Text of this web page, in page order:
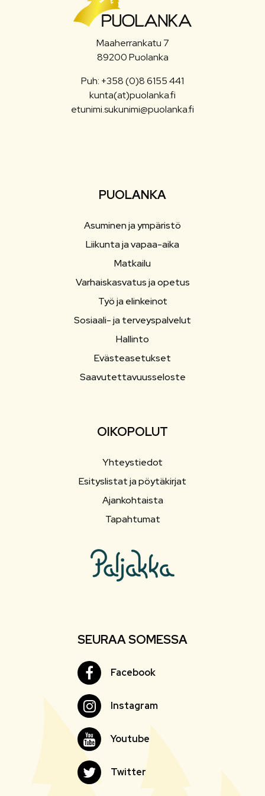
Maaherrankatu 7
89200 Puolanka
Puh: +358 (0)8 6155 441
kunta(at)puolanka.fi
etunimi.sukunimi@puolanka.fi
PUOLANKA
Asuminen ja ympäristö
Liikunta ja vapaa-aika
Matkailu
Varhaiskasvatus ja opetus
Työ ja elinkeinot
Sosiaali- ja terveyspalvelut
Hallinto
Evästeasetukset
Saavutettavuusseloste
OIKOPOLUT
Yhteystiedot
Esityslistat ja pöytäkirjat
Ajankohtaista
Tapahtumat
SEURAA SOMESSA
FacebookFacebook
InstagramInstagram
YoutubeYoutube
Twitter Twitter